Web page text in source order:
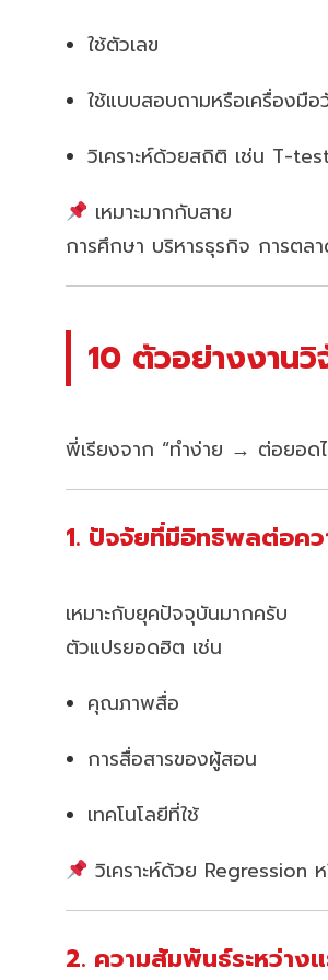
ใช้ตัวเลข
ใช้แบบสอบถามหรือเครื่องมือ
วิเคราะห์ด้วยสถิติ เช่น T-
เหมาะมากกับสาย
การศึกษา บริหารธุรกิจ การตล
10 ตัวอย่างงาน
พี่เรียงจาก “ทำง่าย → ต่อยอดไ
1. ปัจจัยที่มีอิทธิพลต่อค
เหมาะกับยุคปัจจุบันมากครับ
ตัวแปรยอดฮิต เช่น
คุณภาพสื่อ
การสื่อสารของผู้สอน
เทคโนโลยีที่ใช้
วิเคราะห์ด้วย Regression
2. ความสัมพันธ์ระหว่าง